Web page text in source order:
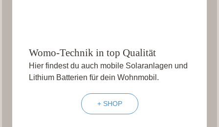
Womo-Technik in top Qualität
Hier findest du auch mobile Solaranlagen und
Lithium Batterien für dein Wohnmobil.
+ SHOP